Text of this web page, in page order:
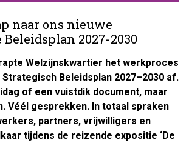
naar ons nieuwe
2027-2030
Welzijnskwartier het werkproces
Beleidsplan 2027–2030 af.
of een vuistdik document, maar
Véél gesprekken. In totaal spraken
partners, vrijwilligers en
tijdens de reizende expositie ‘De